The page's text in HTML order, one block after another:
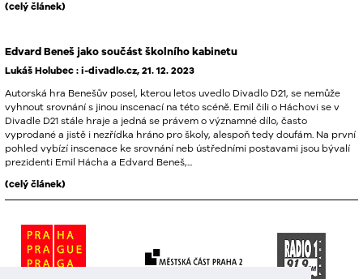
(celý článek)
Edvard Beneš jako součást školního kabinetu
Lukáš Holubec : i-divadlo.cz, 21. 12. 2023
Autorská hra Benešův posel, kterou letos uvedlo Divadlo D21, se nemůže
vyhnout srovnání s jinou inscenací na této scéně. Emil čili o Háchovi se v
Divadle D21 stále hraje a jedná se právem o významné dílo, často
vyprodané a jistě i nezřídka hráno pro školy, alespoň tedy doufám. Na první
pohled vybízí inscenace ke srovnání neb ústředními postavami jsou bývalí
prezidenti Emil Hácha a Edvard Beneš,...
(celý článek)